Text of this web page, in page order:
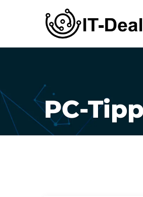
PC-